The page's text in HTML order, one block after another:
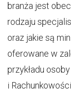
branża jest
rodzaju
oraz jakie są
oferowane w
przykładu
i